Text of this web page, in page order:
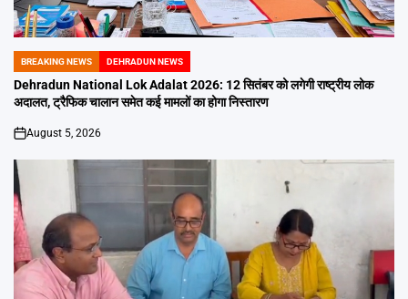
POSTED
IN
BREAKING NEWS DEHRADUN NEWS
Dehradun National Lok Adalat 2026: 12 सितंबर को लगेगी राष्ट्रीय लोक
अदालत, ट्रैफिक चालान समेत कई मामलों का होगा निस्तारण
on
August 5, 2026